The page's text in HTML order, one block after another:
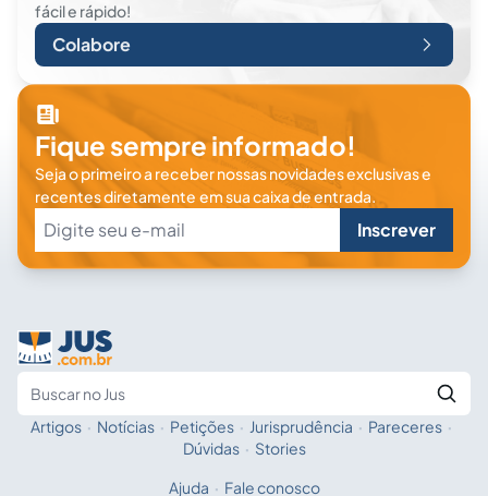
fácil e rápido!
Colabore
Fique sempre informado!
Seja o primeiro a receber nossas novidades exclusivas e
recentes diretamente em sua caixa de entrada.
Inscrever
Fale com a IA
Artigos · Notícias · Petições · Jurisprudência · Pareceres ·
Dúvidas · Stories
Ajuda · Fale conosco